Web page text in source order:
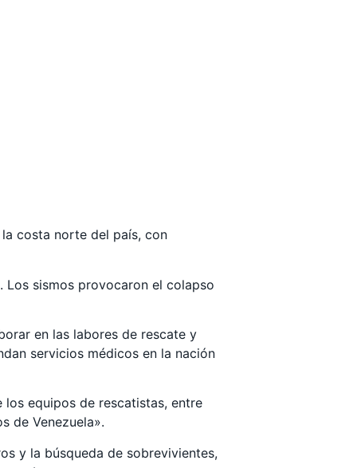
costa norte del país, con
sismos provocaron el colapso
en las labores de rescate y
servicios médicos en la nación
los equipos de rescatistas, entre
de Venezuela».
y la búsqueda de sobrevivientes,